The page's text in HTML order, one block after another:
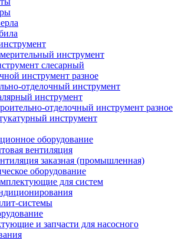
инструмент
слесарный
инструмент разное
отделочный инструмент
инструмент
отделочный инструмент разное
инструмент
оборудование
вентиляция
заказная (промышленная)
оборудование
для систем
системы
и запчасти для насосного